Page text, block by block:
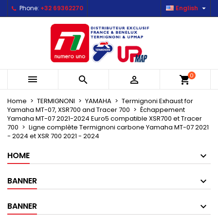
Phone: +32 69362270 English 
   shopping_cart0
Home TERMIGNONI YAMAHA
Termignoni Exhaust for
Yamaha MT-07, XSR700 and Tracer 700
Échappement
Yamaha MT-07 2021-2024 Euro5 compatible XSR700 et Tracer
700
Ligne complète Termignoni carbone Yamaha MT-07 2021
- 2024 et XSR 700 2021 - 2024
HOME
BANNER
BANNER
Mes listes d'envies ×
Créer une nouvelle liste
Create wishlist ×
Wishlist name
Sign in ×
You need to be logged in to save products in your
Cancel Sign in